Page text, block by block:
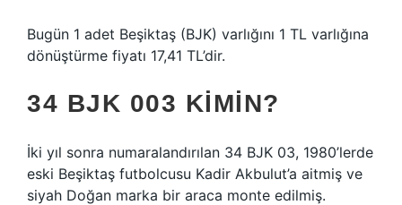
Bugün 1 adet Beşiktaş (BJK) varlığını 1 TL varlığına
dönüştürme fiyatı 17,41 TL’dir.
34 BJK 003 KIMIN?
İki yıl sonra numaralandırılan 34 BJK 03, 1980’lerde
eski Beşiktaş futbolcusu Kadir Akbulut’a aitmiş ve
siyah Doğan marka bir araca monte edilmiş.